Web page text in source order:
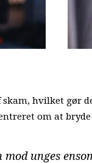
hvilket gør
om at
unges